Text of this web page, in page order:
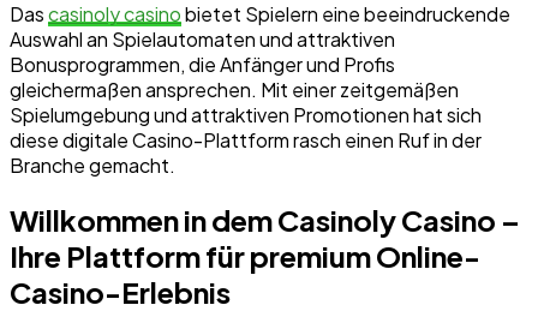
Dascasinoly casinobietet Spielern eine beeindruckende
Auswahl an Spielautomaten und attraktiven
Bonusprogrammen, die Anfänger und Profis
gleichermaßen ansprechen. Mit einer zeitgemäßen
Spielumgebung und attraktiven Promotionen hat sich
diese digitale Casino-Plattform rasch einen Ruf in der
Branche gemacht.
Willkommen in dem Casinoly Casino –
Ihre Plattform für premium Online-
Casino-Erlebnis